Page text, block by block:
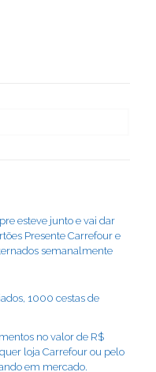
esteve junto e vai dar
Presente Carrefour e
semanalmente
1000 cestas de
no valor de R$
loja Carrefour ou pelo
em mercado.